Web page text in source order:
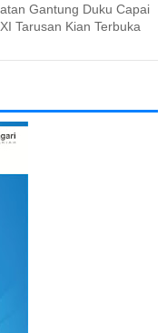
Gantung Duku Capai
Tarusan Kian Terbuka